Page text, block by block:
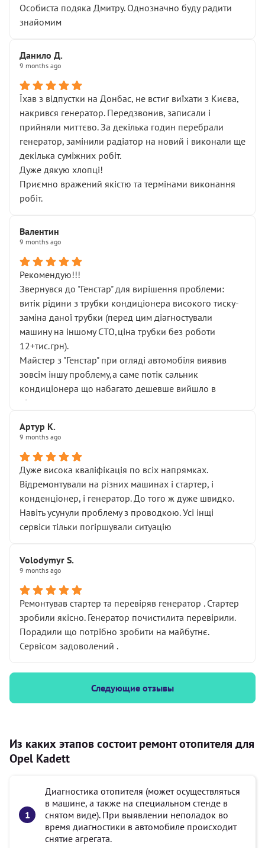
Особиста подяка Дмитру. Однозначно буду радити
знайомим
Данило Д.
9 months ago
Їхав з відпустки на Донбас, не встиг виїхати з Києва,
накрився генератор. Передзвонив, записали і
прийняли миттєво. За декілька годин перебрали
генератор, замінили радіатор на новий і виконали ще
декілька суміжних робіт.
Дуже дякую хлопці!
Приємно вражений якістю та термінами виконання
робіт.
Валентин
9 months ago
Рекомендую!!!
Звернувся до "Генстар" для вирішення проблеми:
витік рідини з трубки кондиціонера високого тиску-
заміна даної трубки (перед цим діагностували
машину на іншому СТО,ціна трубки без роботи
12+тис.грн).
Майстер з "Генстар" при огляді автомобіля виявив
зовсім іншу проблему,а саме потік сальник
кондиціонера що набагато дешевше вийшло в
підсумку.
Артур К.
9 months ago
Дуже висока кваліфікація по всіх напрямках.
Відремонтували на різних машинах і стартер, і
конденціонер, і генератор. До того ж дуже швидко.
Навіть усунули проблему з проводкою. Усі інщі
сервіси тільки погіршували ситуацію
Volodymyr S.
9 months ago
Ремонтував стартер та перевіряв генератор . Стартер
зробили якісно. Генератор почистилита перевірили.
Порадили що потрібно зробити на майбутнє.
Сервісом задоволений .
Следующие отзывы
Из каких этапов состоит ремонт отопителя для
Opel Kadett
Диагностика отопителя (может осуществляться
в машине, а также на специальном стенде в
снятом виде). При выявлении неполадок во
время диагностики в автомобиле происходит
снятие агрегата.